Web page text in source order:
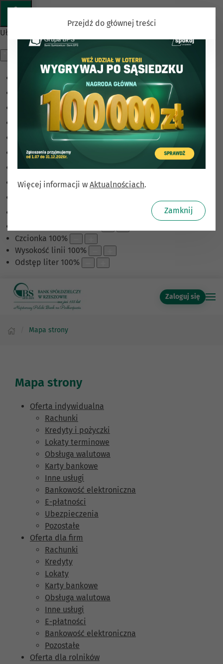
Ułatwienia dostępu
Monochromatyczny
Ciemny kontrast
Jasny kontrast
Niskie nasycenie
Wysokie nasycenie
Zaznacz linki
Zaznacz nagłówki
Czcionka 100%
Wysokość linii 100%
Odstęp liter 100%
Przejdź do głównej treści
Zaloguj się
Mapa strony
Mapa strony
Oferta indywidualna
Rachunki
Kredyty i pożyczki
Lokaty terminowe
Obsługa walutowa
Karty bankowe
Inne usługi
Bankowość elektroniczna
E-płatności
Ubezpieczenia
Pozostałe
Oferta dla firm
Rachunki
Kredyty
Lokaty
Karty bankowe
Obsługa walutowa
Inne usługi
E-płatności
Bankowość elektroniczna
Pozostałe
Oferta dla rolników
Więcej informacji w Aktualnościach.
Zamknij